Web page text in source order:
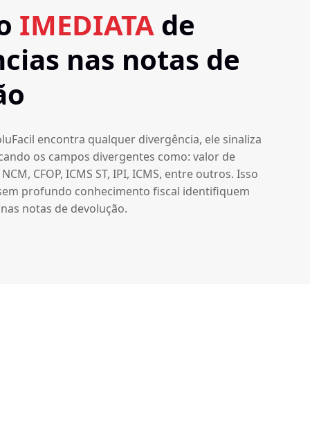
IMEDIATA de
nas notas de
encontra qualquer divergência, ele sinaliza
os campos divergentes como: valor de
CFOP, ICMS ST, IPI, ICMS, entre outros. Isso
profundo conhecimento fiscal identifiquem
notas de devolução.